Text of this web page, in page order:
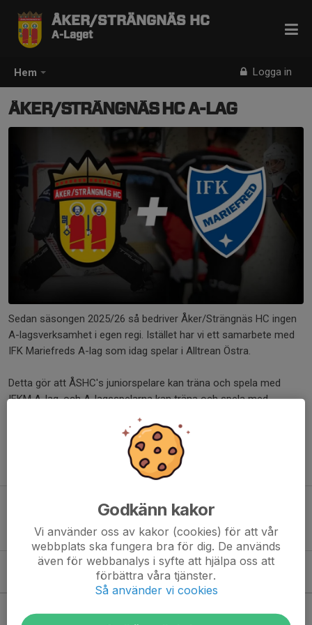
Hem Logga in
ÅKER/STRÄNGNÄS HC
A-Laget
ÅKER/STRÄNGNÄS HC A-LAG
Sedan säsongen 2025/26 så bedriver Åker/Strängnäs HC ingen
A-lagsverksamhet i egen regi. Istället har vi ett samarbete med
IFK Mariefreds A-lag som idag spelar i Alltrean Östra.
Detta gör att ÅSHC's juniorspelare kan träna och spela med
IFKM A-lag, och A-lagsspelarna kan träna och spela med
För mera information om IFK Mariefreds A-lag, besök deras
hemsida genom att klicka på knappen nedan.
IFK MARIEFREDS A-LAG
Kommande aktiviteter
Godkänn kakor
Vi använder oss av kakor (cookies) för att vår
webbplats ska fungera bra för dig. De används
även för webbanalys i syfte att hjälpa oss att
förbättra våra tjänster.
Så använder vi cookies